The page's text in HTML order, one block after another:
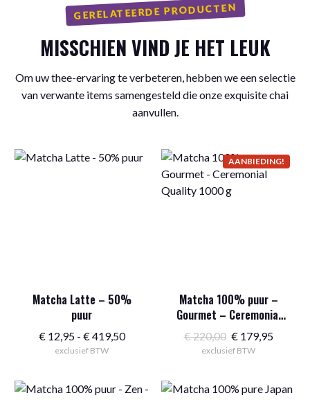
GERELATEERDE PRODUCTEN
MISSCHIEN VIND JE HET LEUK
Om uw thee-ervaring te verbeteren, hebben we een selectie
van verwante items samengesteld die onze exquisite chai
aanvullen.
Matcha Latte – 50%
puur
€12,95 - €419,50Prijsklasse:
€ 419,50
exclusief BTW
AANBIEDING!
Matcha 100% puur –
Gourmet – Ceremonial
Quality 1000 g
€220,00 Oorspronkelijke
prijs
€ 220,00.
€179,95Huidige
€
exclusief BTW